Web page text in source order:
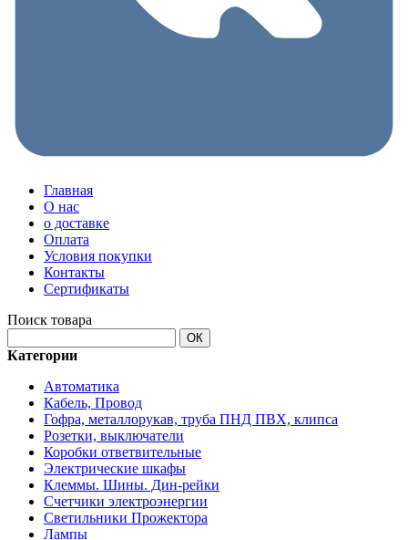
Главная
О нас
о доставке
Оплата
Условия покупки
Контакты
Сертификаты
Поиск товара
ОК
Категории
Автоматика
Кабель, Провод
Гофра, металлорукав, труба ПНД ПВХ, клипса
Розетки, выключатели
Коробки ответвительные
Электрические шкафы
Клеммы. Шины. Дин-рейки
Счетчики электроэнергии
Светильники Прожектора
Лампы